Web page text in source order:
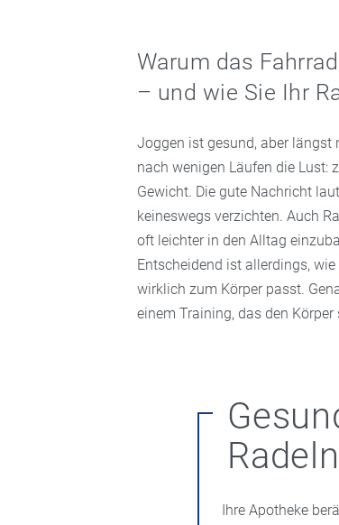
Warum das
– und wie Sie Ihr
Joggen ist gesund, aber längst
nach wenigen Läufen die Lust:
Gewicht. Die gute Nachricht
keineswegs verzichten. Auch
oft leichter in den Alltag
Entscheidend ist allerdings,
wirklich zum Körper passt.
einem Training, das den
Radeln
Ihre Apotheke